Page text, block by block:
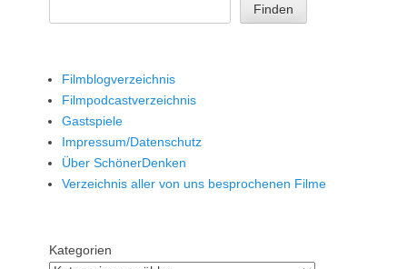
Finden
Filmblogverzeichnis
Filmpodcastverzeichnis
Gastspiele
Impressum/Datenschutz
Über SchönerDenken
Verzeichnis aller von uns besprochenen Filme
Kategorien